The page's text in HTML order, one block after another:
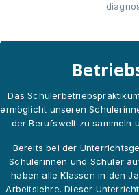
Das
ermöglicht unseren
der Berufswelt zu sammeln
Bereits bei der
Schülerinnen und Schüler
haben alle Klassen in den
Arbeitslehre. Dieser